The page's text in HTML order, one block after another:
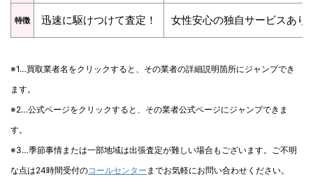
特徴 迅速に駆けつけて査定！ 女性安心の独自サービスあり
※1…買取業者名をクリックすると、その業者の詳細説明箇所にジャンプでき
ます。
※2…公式ページをクリックすると、その業者公式ページにジャンプできま
す。
※3…季節事情または一部地域は出張査定が難しい場合もございます。ご不明
な点は24時間受付のコールセンター までお気軽にお問い合わせください。